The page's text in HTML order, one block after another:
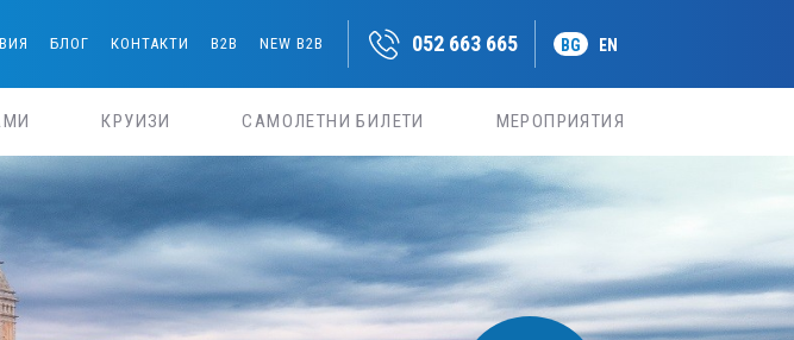
БЛОГ КОНТАКТИ B2B NEW B2B 052 663 665 BG EN
КРУИЗИ САМОЛЕТНИ БИЛЕТИ МЕРОПРИЯТИЯ